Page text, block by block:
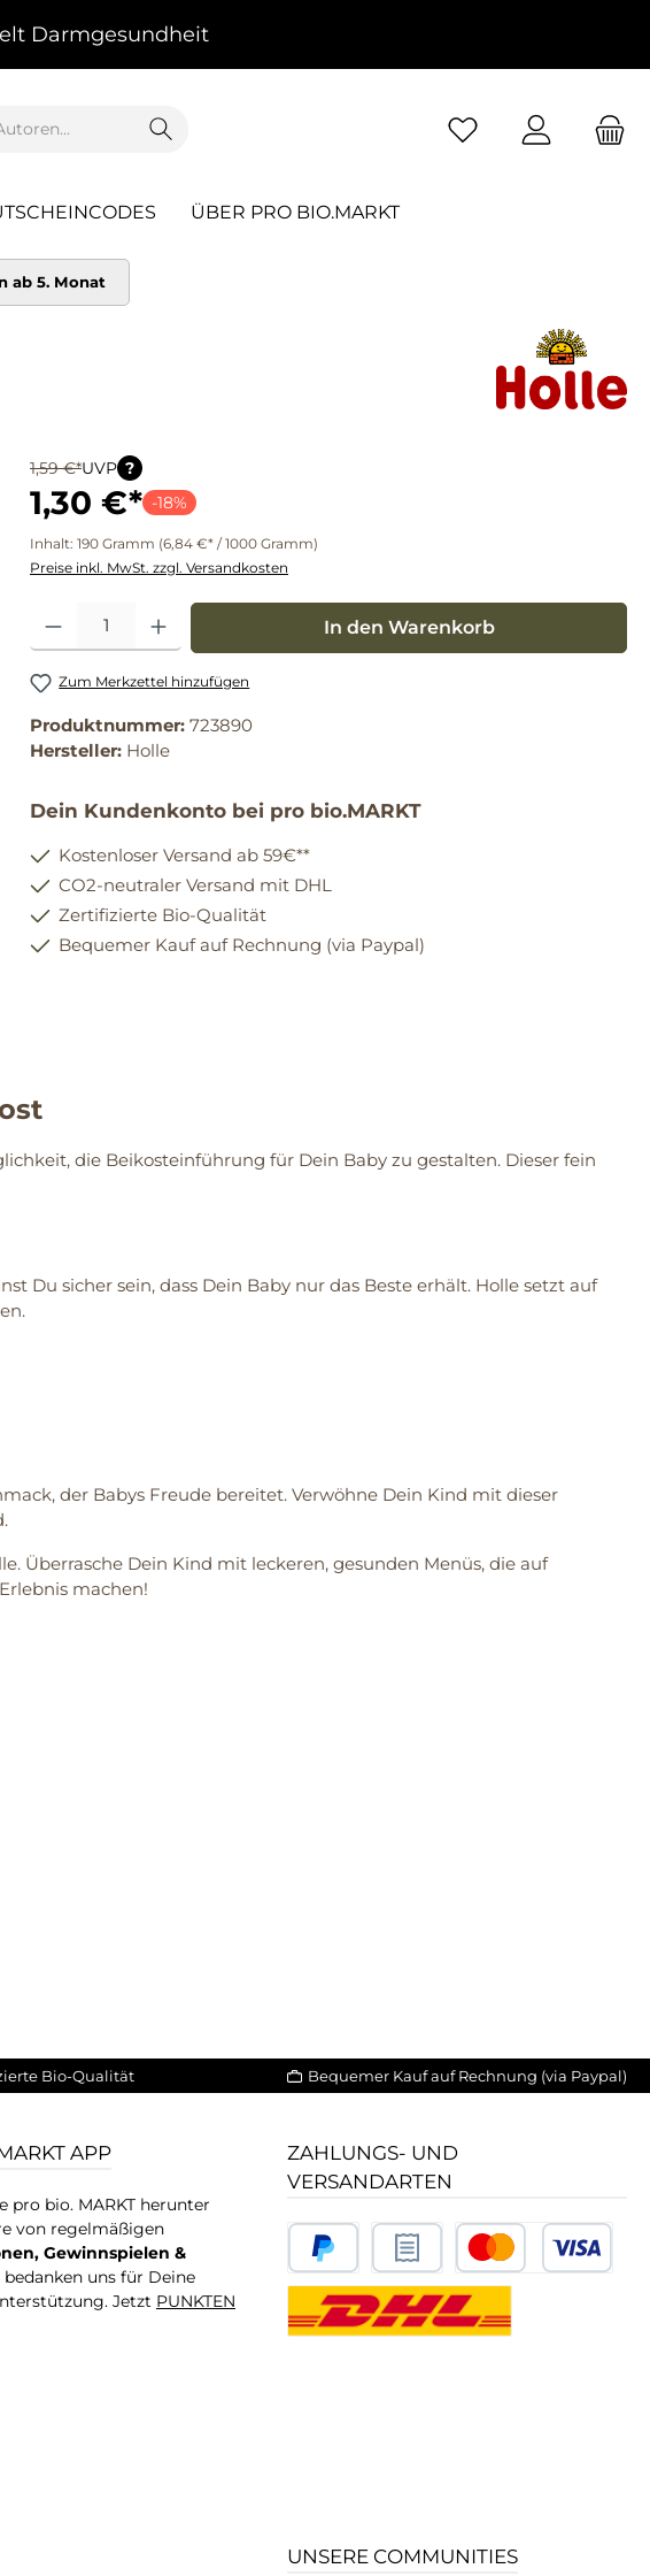
Darmgesundheit
ÜBER PRO BIO.MARKT
ab 5. Monat
1,59 €*UVP ?
1,30 €* -18%
Inhalt: 190 Gramm (6,84 €* / 1000 Gramm)
Preise inkl. MwSt. zzgl. Versandkosten
Produkt Anzahl: Gib den gewünschten Wert ein oder benutze die Schaltflächen um die
In den Warenkorb
Zum Merkzettel hinzufügen
Produktnummer: 723890
Hersteller: Holle
Dein Kundenkonto bei pro bio.MARKT
Kostenloser Versand ab 59€**
CO2-neutraler Versand mit DHL
Zertifizierte Bio-Qualität
Bequemer Kauf auf Rechnung (via Paypal)
die Beikosteinführung für Dein Baby zu gestalten. Dieser fein
Du sicher sein, dass Dein Baby nur das Beste erhält. Holle setzt auf
der Babys Freude bereitet. Verwöhne Dein Kind mit dieser
Überrasche Dein Kind mit leckeren, gesunden Menüs, die auf
machen!
Bio-Qualität Bequemer Kauf auf Rechnung (via Paypal)
APP
pro bio. MARKT herunter
von regelmäßigen
Gewinnspielen &
bedanken uns für Deine
Jetzt PUNKTEN
ZAHLUNGS- UND
VERSANDARTEN
UNSERE COMMUNITIES